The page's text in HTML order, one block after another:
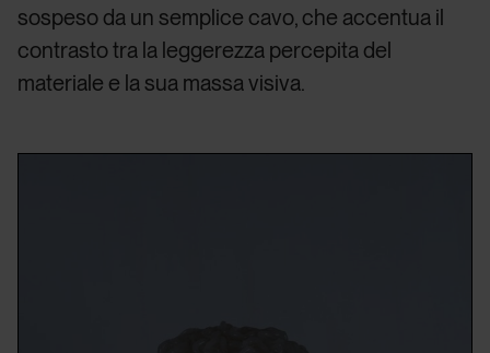
sospeso da un semplice cavo, che accentua il
contrasto tra la leggerezza percepita del
materiale e la sua massa visiva.